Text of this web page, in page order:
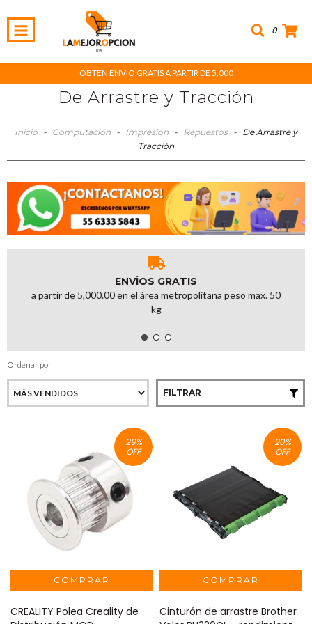
0
OBTEN ENVIO GRATIS A PARTIR DE 5,000
De Arrastre y Tracción
Inicio - Computación - Impresión - Repuestos - De Arrastre y
Tracción
ENVÍOS GRATIS
a partir de 5,000.00 en el área metropolitana peso max. 50
kg
Ordenar por
FILTRAR
29%
OFF
CREALITY Polea Creality de
20%
OFF
Cinturón de arrastre Brother